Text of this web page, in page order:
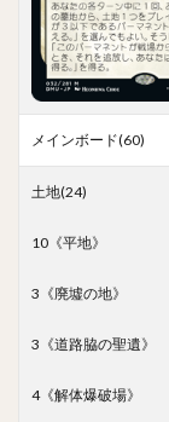
メインボード(60)
土地(24)
10《平地》
3《廃墟の地》
3《道路脇の聖遺》
4《解体爆破場》